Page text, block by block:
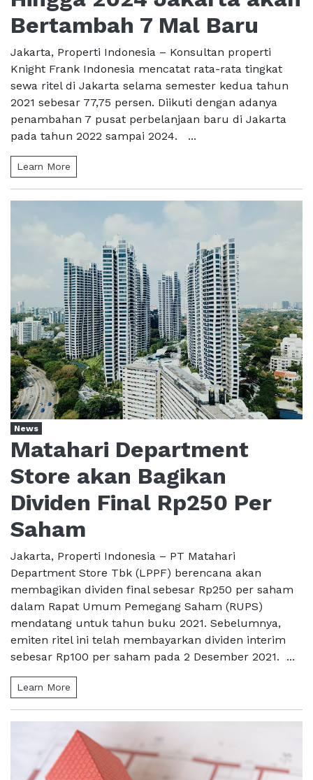
Bertambah 7 Mal Baru
Jakarta, Properti Indonesia – Konsultan properti
Knight Frank Indonesia mencatat rata-rata tingkat
sewa ritel di Jakarta selama semester kedua tahun
2021 sebesar 77,75 persen. Diikuti dengan adanya
penambahan 7 pusat perbelanjaan baru di Jakarta
pada tahun 2022 sampai 2024. ...
Learn More
News
Matahari Department
Store akan Bagikan
Dividen Final Rp250 Per
Saham
Jakarta, Properti Indonesia – PT Matahari
Department Store Tbk (LPPF) berencana akan
membagikan dividen final sebesar Rp250 per saham
dalam Rapat Umum Pemegang Saham (RUPS)
mendatang untuk tahun buku 2021. Sebelumnya,
emiten ritel ini telah membayarkan dividen interim
sebesar Rp100 per saham pada 2 Desember 2021. ...
Learn More